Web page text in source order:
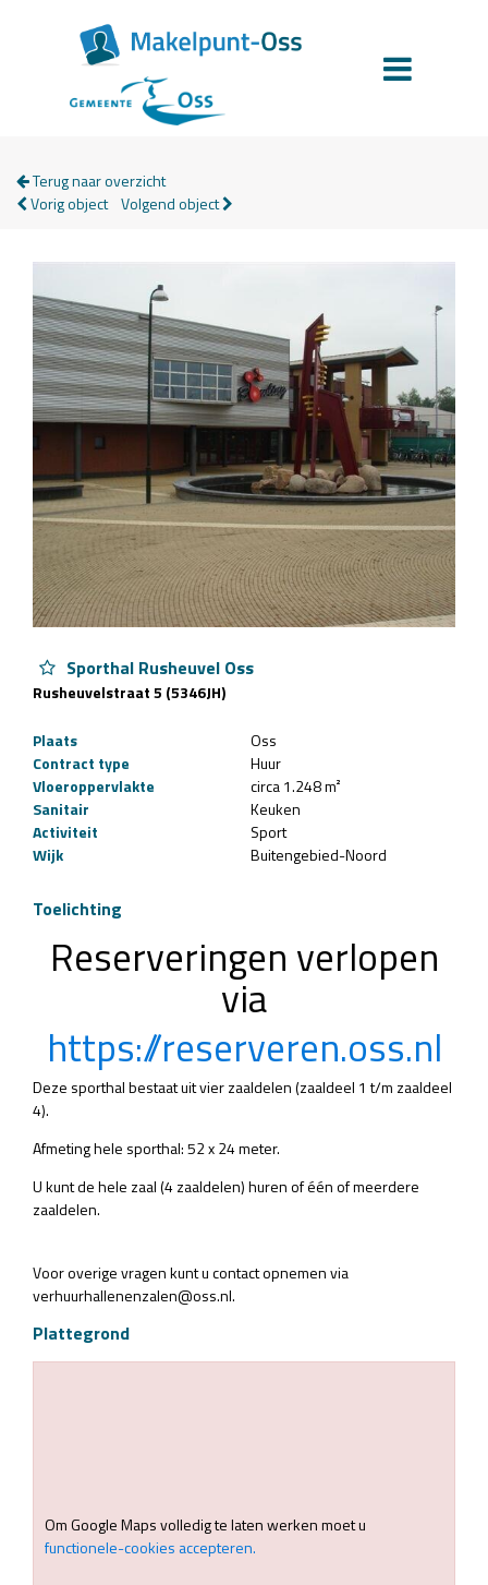
Terug naar overzicht
Vorig object Volgend object
Sporthal Rusheuvel Oss
Rusheuvelstraat 5 (5346JH)
Plaats
Oss
Contract type
Huur
Vloeroppervlakte
circa 1.248 m²
Sanitair
Keuken
Activiteit
Sport
Wijk
Buitengebied-Noord
Toelichting
Reserveringen verlopen
via
https://reserveren.oss.nl
Deze sporthal bestaat uit vier zaaldelen (zaaldeel 1 t/m zaaldeel
4).
Afmeting hele sporthal: 52 x 24 meter.
U kunt de hele zaal (4 zaaldelen) huren of één of meerdere
zaaldelen.
Voor overige vragen kunt u contact opnemen via
verhuurhallenenzalen@oss.nl.
Plattegrond
Om Google Maps volledig te laten werken moet u
functionele-cookies accepteren.